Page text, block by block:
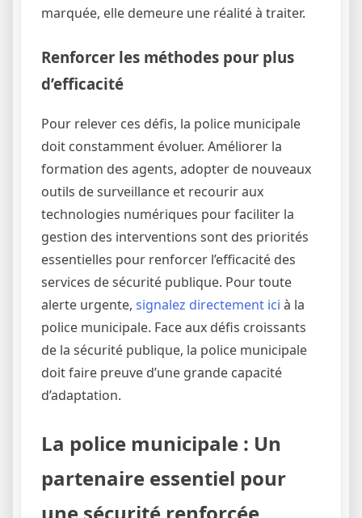
marquée, elle demeure une réalité à traiter.
Renforcer les méthodes pour plus
d’efficacité
Pour relever ces défis, la police municipale
doit constamment évoluer. Améliorer la
formation des agents, adopter de nouveaux
outils de surveillance et recourir aux
technologies numériques pour faciliter la
gestion des interventions sont des priorités
essentielles pour renforcer l’efficacité des
services de sécurité publique. Pour toute
alerte urgente, signalez directement ici à la
police municipale. Face aux défis croissants
de la sécurité publique, la police municipale
doit faire preuve d’une grande capacité
d’adaptation.
La police municipale : Un
partenaire essentiel pour
une sécurité renforcée